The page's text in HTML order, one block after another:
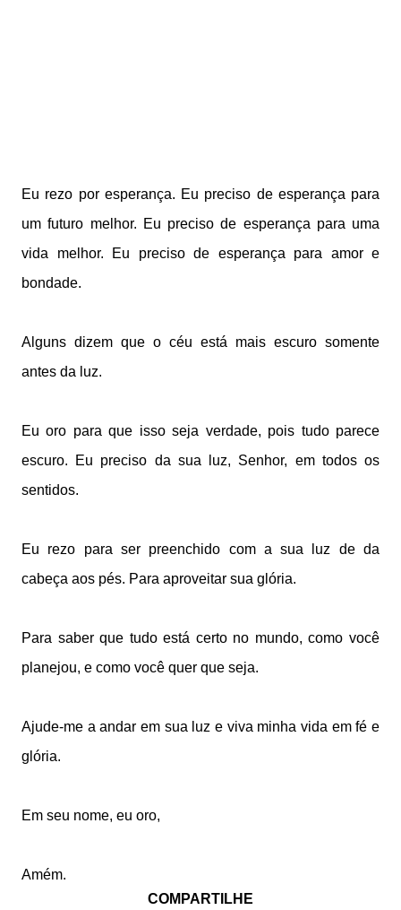
Eu rezo por esperança. Eu preciso de esperança para
um futuro melhor. Eu preciso de esperança para uma
vida melhor.
Eu preciso de esperança para amor e
bondade.
Alguns dizem que o céu está mais escuro somente
antes da luz.
Eu oro para que isso seja verdade, pois tudo parece
escuro.
Eu preciso da sua luz, Senhor, em todos os
sentidos.
Eu rezo para ser preenchido com a sua luz de da
cabeça aos pés. Para aproveitar sua glória.
Para saber que tudo está certo no mundo,como você
planejou, e como você quer que seja.
Ajude-me a andar em sua luz e viva minha vida em fé e
glória.
Em seu nome, eu oro,
Amém.
COMPARTILHE